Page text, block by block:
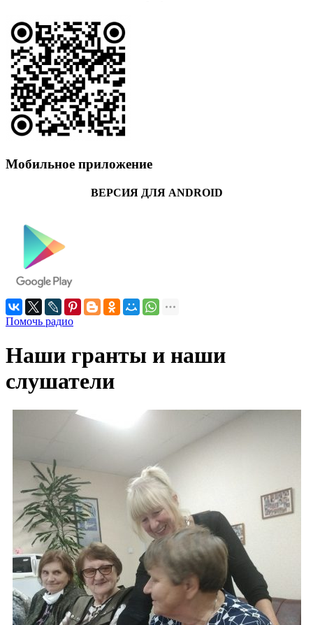
Мобильное приложение
ВЕРСИЯ ДЛЯ ANDROID
Помочь радио
Наши гранты и наши
слушатели